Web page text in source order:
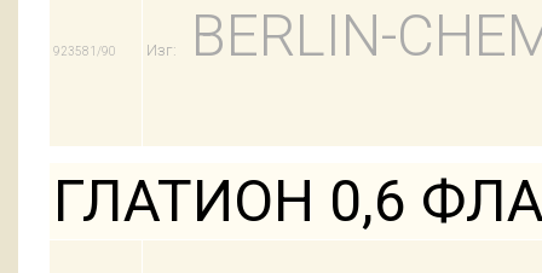
923581/90 Изг: BERLIN-
ГЛАТИОН 0,6